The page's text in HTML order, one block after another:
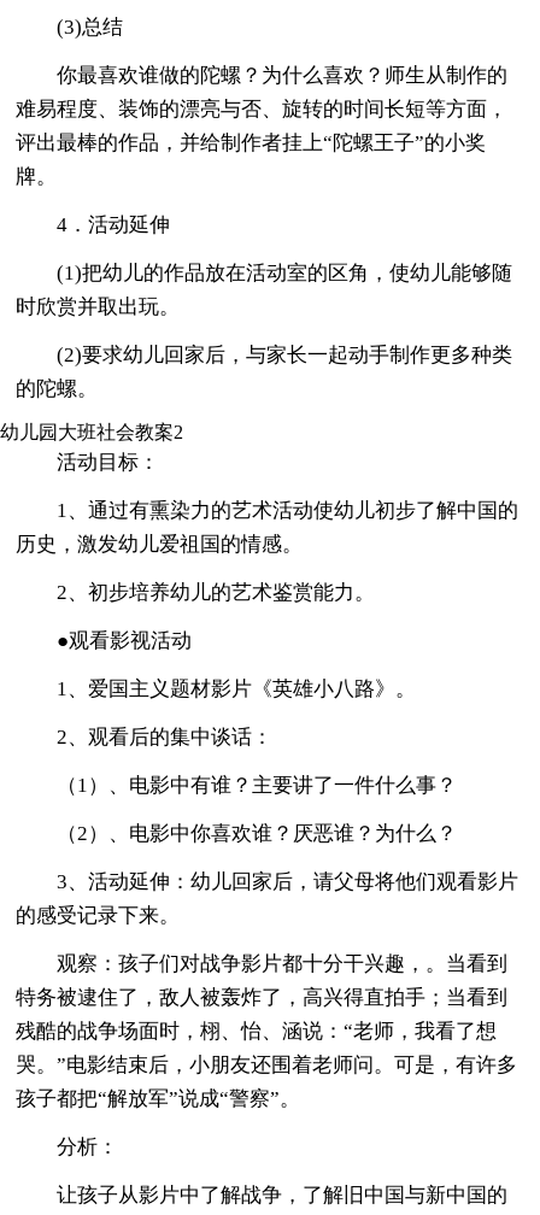
(3)总结
你最喜欢谁做的陀螺？为什么喜欢？师生从制作的
难易程度、装饰的漂亮与否、旋转的时间长短等方面，
评出最棒的作品，并给制作者挂上“陀螺王子”的小奖
牌。
4．活动延伸
(1)把幼儿的作品放在活动室的区角，使幼儿能够随
时欣赏并取出玩。
(2)要求幼儿回家后，与家长一起动手制作更多种类
的陀螺。
幼儿园大班社会教案2
活动目标：
1、通过有熏染力的艺术活动使幼儿初步了解中国的
历史，激发幼儿爱祖国的情感。
2、初步培养幼儿的艺术鉴赏能力。
●观看影视活动
1、爱国主义题材影片《英雄小八路》。
2、观看后的集中谈话：
（1）、电影中有谁？主要讲了一件什么事？
（2）、电影中你喜欢谁？厌恶谁？为什么？
3、活动延伸：幼儿回家后，请父母将他们观看影片
的感受记录下来。
观察：孩子们对战争影片都十分干兴趣，。当看到
特务被逮住了，敌人被轰炸了，高兴得直拍手；当看到
残酷的战争场面时，栩、怡、涵说：“老师，我看了想
哭。”电影结束后，小朋友还围着老师问。可是，有许多
孩子都把“解放军”说成“警察”。
分析：
让孩子从影片中了解战争，了解旧中国与新中国的